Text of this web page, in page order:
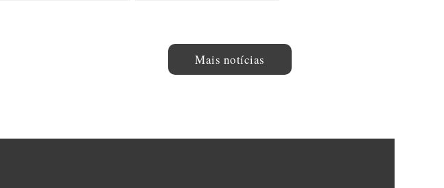
Mais notícias